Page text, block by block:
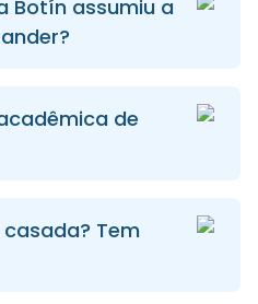
Botín assumiu a
de
Tem